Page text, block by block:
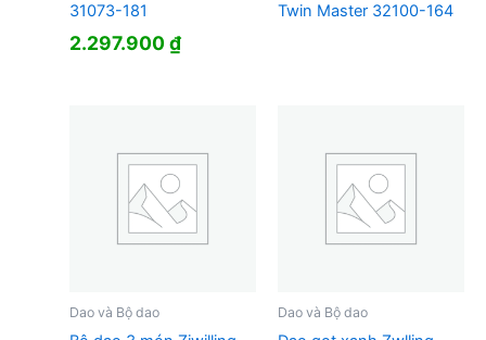
31073-181
2.297.900₫
Twin Master 32100-164
Dao và Bộ dao Dao và Bộ dao